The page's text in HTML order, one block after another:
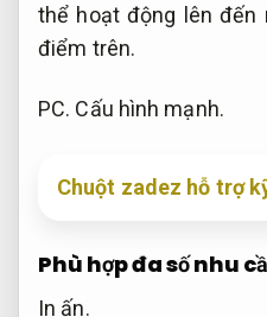
thể hoạt động lên đến
điểm trên.
PC. Cấu hình mạnh.
Chuột zadez hỗ trợ
Phù hợp đa số nhu
In ấn.